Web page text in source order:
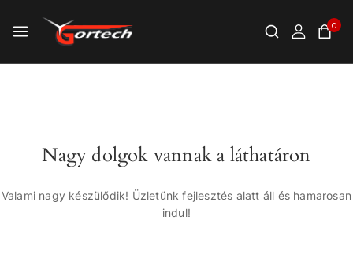
0
Nagy dolgok vannak a láthatáron
Valami nagy készülődik! Üzletünk fejlesztés alatt áll és hamarosan
indul!